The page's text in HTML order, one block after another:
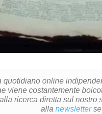
quotidiano online
viene costantemente
ricerca diretta sul nostro
allanewsletter